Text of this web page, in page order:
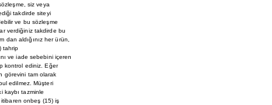
siz veya
takdirde siteyi
ve bu sözleşme
verdiğiniz takdirde bu
dan aldığınız her ürün,
tahrip
ve iade sebebini içeren
kontrol ediniz. Eğer
görevini tam olarak
edilmez. Müşteri
kaybı tazminle
itibaren onbeş (15) iş